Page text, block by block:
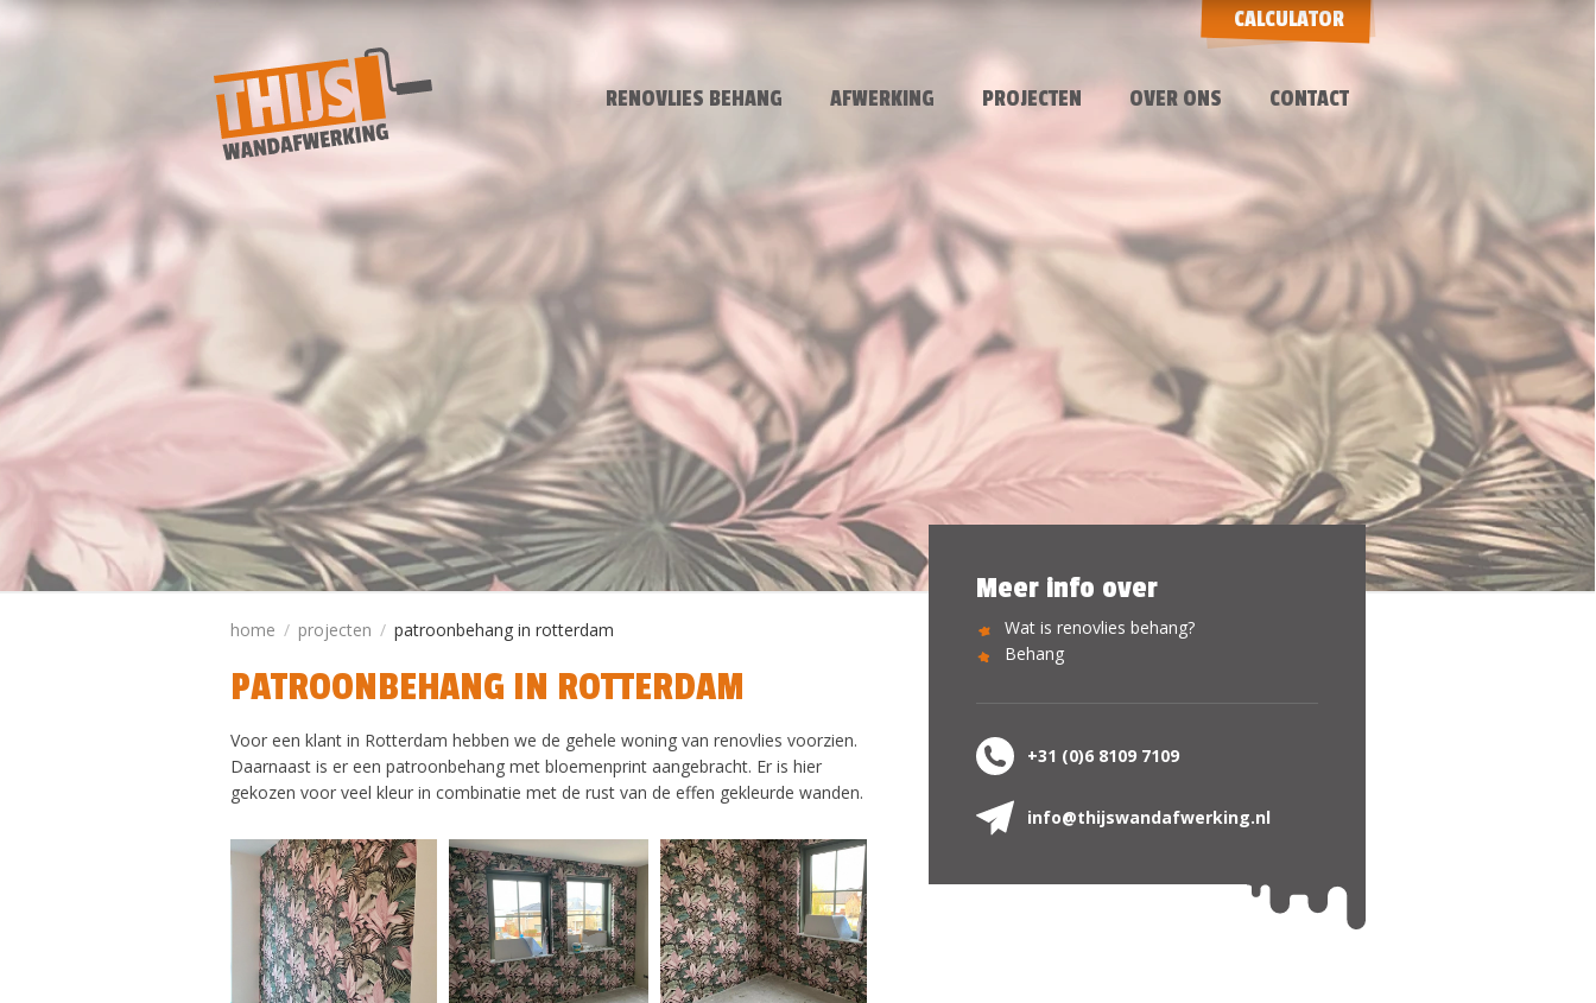
CALCULATOR
RENOVLIES BEHANG AFWERKING PROJECTEN OVER ONS CONTACT
home projecten patroonbehang in rotterdam
PATROONBEHANG IN ROTTERDAM
Voor een klant in Rotterdam hebben we de gehele woning van renovlies voorzien.
Daarnaast is er een patroonbehang met bloemenprint aangebracht. Er is hier
gekozen voor veel kleur in combinatie met de rust van de effen gekleurde wanden.
Meer info over
Wat is renovlies behang?
Behang
+31 (0)6 8109 7109
info@thijswandafwerking.nl